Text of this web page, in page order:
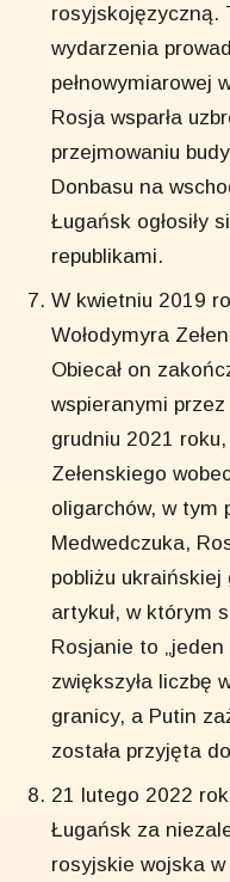
rosyjskojęzyczną.
wydarzenia
pełnowymiarowej
Rosja wsparła
przejmowaniu
Donbasu na
Ługańsk ogłosiły
republikami.
W kwietniu 2019
Wołodymyra
Obiecał on
wspieranymi
grudniu 2021
Zełenskiego
oligarchów, w tym
Medwedczuka,
pobliżu ukraińskiej
artykuł, w którym
Rosjanie to
zwiększyła liczbę
granicy, a Putin
została przyjęta
21 lutego 2022
Ługańsk za
rosyjskie wojska